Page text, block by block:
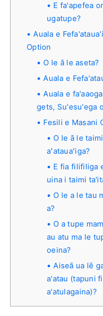
E fa'apefea
ugatupe?
Auala e
Option
O le ā le aseta?
Auala e
Auala e
gets, Su'esu'ega
Fesili e Masani
O le ā le
aʻatauaʻiga?
E fia filifiliga
uina i taimi
O le a le tau
a?
O a tupe
au atu ma le
oeina?
Aiseā ua lē
a'atau (tapuni
a'atulagaina)?